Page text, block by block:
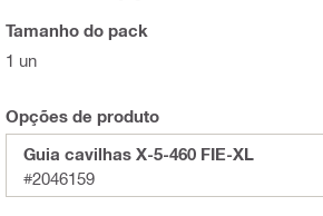
Tamanho do pack
1 un
Opções de produto
Guia cavilhas X-5-460 FIE-XL
#2046159